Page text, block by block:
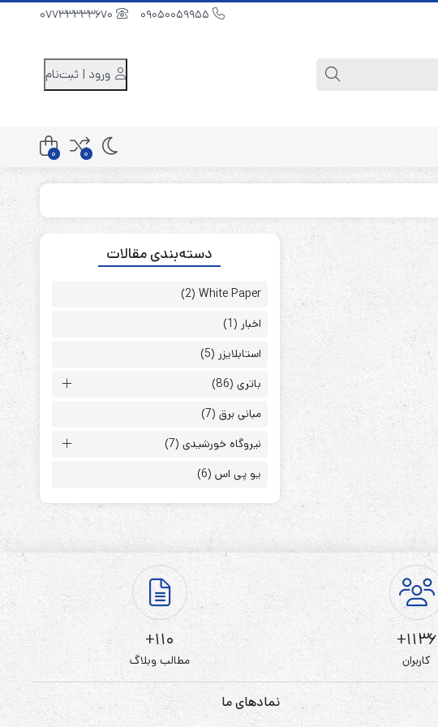
ورود | ثبت‌نام
کابینت باتری 48 ولت
کابینت باتری 96 ولت
کابینت باتری 240 ولت
ابزارهای مدیریت یوپی‌اس
تابلوی بای پس
ترانس ایزوله
0
0
دسته‌بندی مقالات
White Paper
(2)
اخبار (1)
استابلایزر (5)
باتری(86)
مبانی برق(7)
نیروگاه خورشیدی(7)
یو پی اس(6)
1136+
کاربران
110+
مطالب وبلاگ
نمادهای ما